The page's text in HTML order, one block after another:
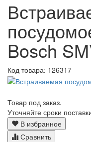
Bosch
Код товара: 126317
Товар под заказ.
Уточняйте сроки
В избранное
Сравнить